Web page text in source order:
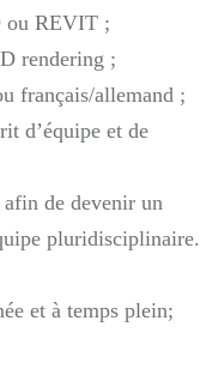
ou REVIT ;
rendering ;
français/allemand ;
d’équipe et de
de devenir un
pluridisciplinaire.
et à temps plein;